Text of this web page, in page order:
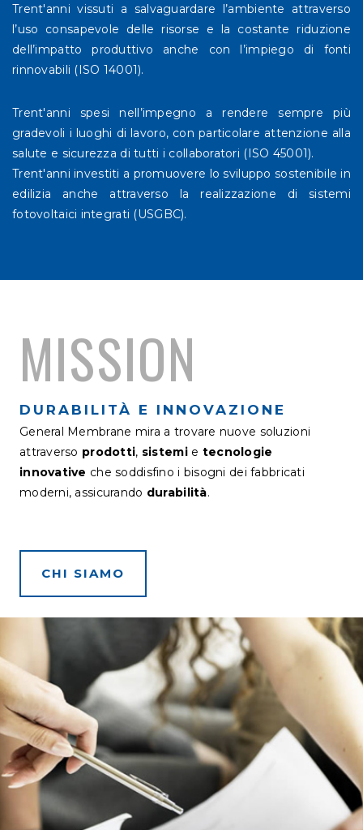
Trent'anni vissuti a salvaguardare l’ambiente attraverso
l’uso consapevole delle risorse e la costante riduzione
dell’impatto produttivo anche con l’impiego di fonti
rinnovabili (ISO 14001).
Trent'anni spesi nell’impegno a rendere sempre più
gradevoli i luoghi di lavoro, con particolare attenzione alla
salute e sicurezza di tutti i collaboratori (ISO 45001).
Trent'anni investiti a promuovere lo sviluppo sostenibile in
edilizia anche attraverso la realizzazione di sistemi
fotovoltaici integrati (USGBC).
MISSION
DURABILITÀ E INNOVAZIONE
General Membrane mira a trovare nuove soluzioni
attraverso prodotti, sistemi e tecnologie
innovative che soddisfino i bisogni dei fabbricati
moderni, assicurando durabilità.
CHI SIAMO